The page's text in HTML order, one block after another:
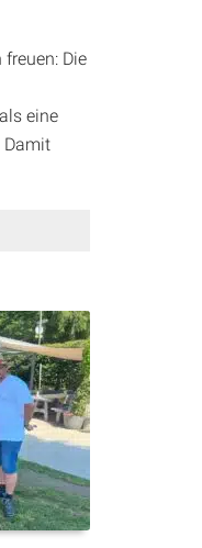
Die
eine
Damit